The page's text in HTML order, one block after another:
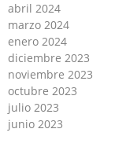
abril 2024
marzo 2024
enero 2024
diciembre 2023
noviembre 2023
octubre 2023
julio 2023
junio 2023